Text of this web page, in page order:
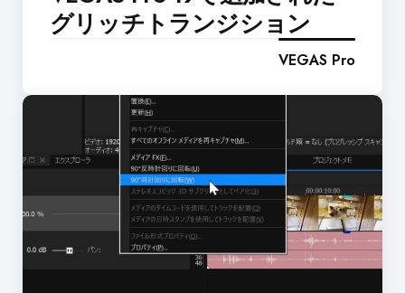
グリッチトランジション
VEGAS Pro